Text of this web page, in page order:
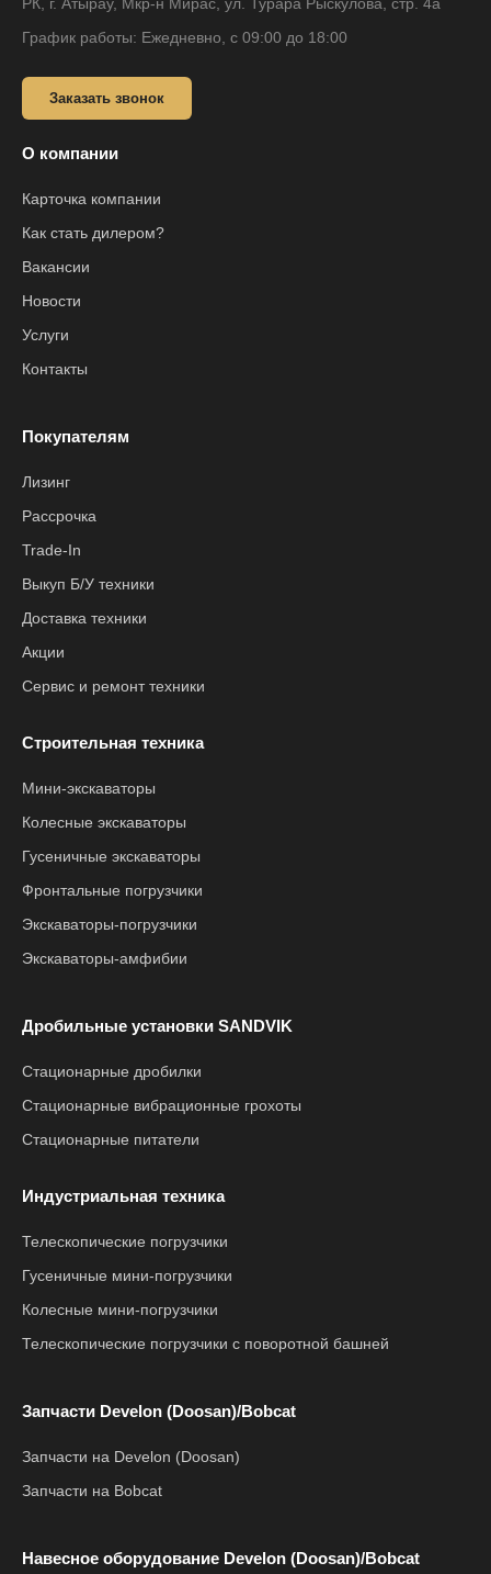
График работы: Ежедневно, с 09:00 до 18:00
Заказать звонок
О компании
Карточка компании
Как стать дилером?
Вакансии
Новости
Услуги
Контакты
Покупателям
Лизинг
Рассрочка
Trade-In
Выкуп Б/У техники
Доставка техники
Акции
Сервис и ремонт техники
Строительная техника
Мини-экскаваторы
Колесные экскаваторы
Гусеничные экскаваторы
Фронтальные погрузчики
Экскаваторы-погрузчики
Экскаваторы-амфибии
Дробильные установки SANDVIK
Стационарные дробилки
Стационарные вибрационные грохоты
Стационарные питатели
Индустриальная техника
Телескопические погрузчики
Гусеничные мини-погрузчики
Колесные мини-погрузчики
Телескопические погрузчики с поворотной башней
Запчасти Develon (Doosan)/Bobcat
Запчасти на Develon (Doosan)
Запчасти на Bobcat
Навесное оборудование Develon (Doosan)/Bobcat